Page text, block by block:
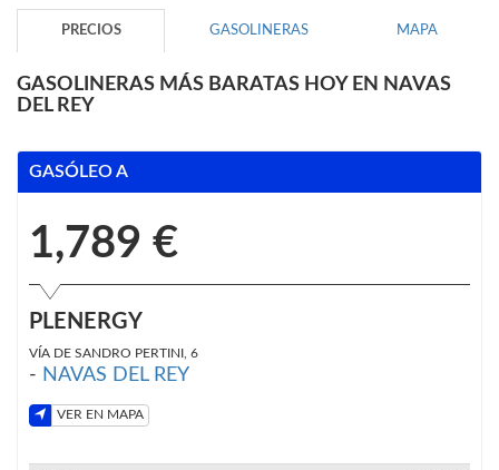
PRECIOS GASOLINERAS MAPA
GASOLINERAS MÁS BARATAS HOY EN NAVAS
DEL REY
GASÓLEO A
1,789 €
PLENERGY
VÍA DE SANDRO PERTINI, 6
- NAVAS DEL REY
VER EN MAPA